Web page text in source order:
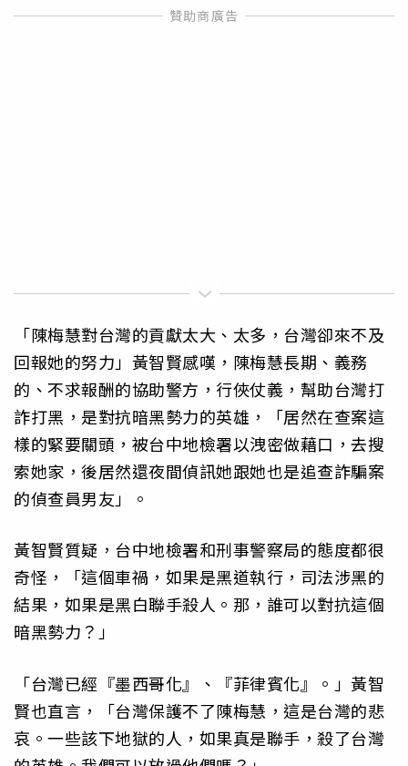
「陳梅慧對台灣的貢獻太大、太多，台灣卻來不及
回報她的努力」黃智賢感嘆，陳梅慧長期、義務
的、不求報酬的協助警方，行俠仗義，幫助台灣打
詐打黑，是對抗暗黑勢力的英雄，「居然在查案這
樣的緊要關頭，被台中地檢署以洩密做藉口，去搜
索她家，後居然還夜間偵訊她跟她也是追查詐騙案
的偵查員男友」。
黃智賢質疑，台中地檢署和刑事警察局的態度都很
奇怪，「這個車禍，如果是黑道執行，司法涉黑的
結果，如果是黑白聯手殺人。那，誰可以對抗這個
暗黑勢力？」
「台灣已經『墨西哥化』、『菲律賓化』。」黃智
賢也直言，「台灣保護不了陳梅慧，這是台灣的悲
哀。一些該下地獄的人，如果真是聯手，殺了台灣